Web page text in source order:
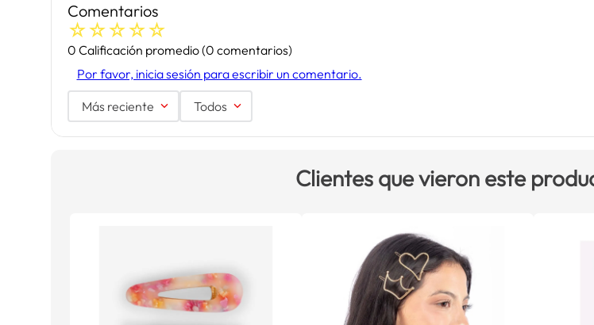
Comentarios
☆☆☆☆☆
0 Calificación promedio(0 comentarios)
Por favor, inicia sesión para escribir un comentario.
Más reciente Todos
Clientes que vieron este